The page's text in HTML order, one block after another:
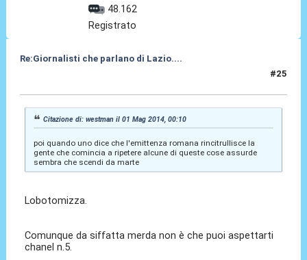
48.162
Registrato
Re:Giornalisti che parlano di Lazio....
#25
Citazione di: westman il 01 Mag 2014, 00:10
poi quando uno dice che l'emittenza romana rincitrullisce la
gente che comincia a ripetere alcune di queste cose assurde
sembra che scendi da marte
Lobotomizza.
Comunque da siffatta merda non è che puoi aspettarti
chanel n.5.